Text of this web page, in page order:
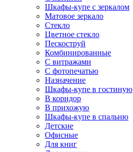
Шкафы-купе с зеркалом
Матовое зеркало
Стекло
Цветное стекло
Пескоструй
Комбинированные
С витражами
С фотопечатью
Назначение
Шкафы-купе в гостиную
В коридор
В прихожую
Шкафы-купе в спальню
Детские
Офисные
Для книг